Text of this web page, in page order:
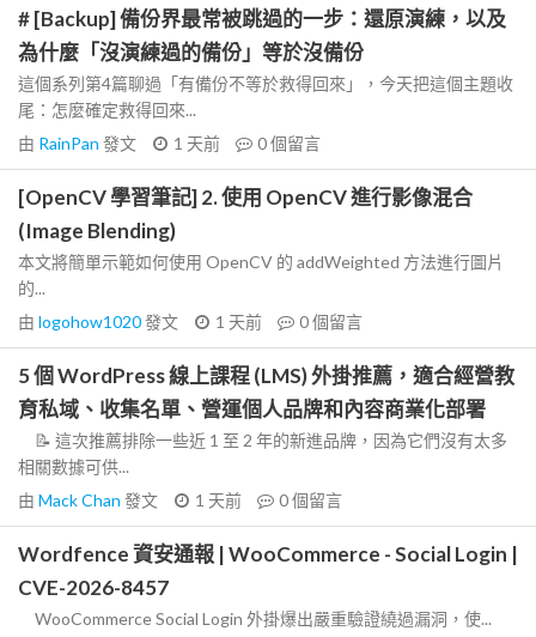
# [Backup] 備份界最常被跳過的一步：還原演練，以及
為什麼「沒演練過的備份」等於沒備份
這個系列第4篇聊過「有備份不等於救得回來」，今天把這個主題收
尾：怎麼確定救得回來...
由 RainPan 發文 1 天前 0個留言
[OpenCV 學習筆記] 2. 使用 OpenCV 進行影像混合
(Image Blending)
本文將簡單示範如何使用 OpenCV 的 addWeighted 方法進行圖片
的...
由 logohow1020發文 1 天前 0個留言
5 個 WordPress 線上課程 (LMS) 外掛推薦，適合經營教
育私域、收集名單、營運個人品牌和內容商業化部署
📝 這次推薦排除一些近 1 至 2 年的新進品牌，因為它們沒有太多
相關數據可供...
由 Mack Chan 發文 1 天前 0個留言
Wordfence 資安通報 | WooCommerce - Social Login |
CVE-2026-8457
WooCommerce Social Login 外掛爆出嚴重驗證繞過漏洞，使...